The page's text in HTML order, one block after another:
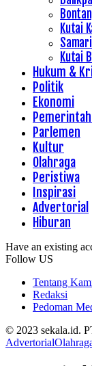
Kutai
Kutai
Hukum &
Politik
Ekonomi
Parlemen
Kultur
Olahraga
Peristiwa
Inspirasi
Advertorial
Hiburan
Have an existing
Follow US
Tentang
Redaksi
Pedoman
© 2023 sekala.id.
Advertorial